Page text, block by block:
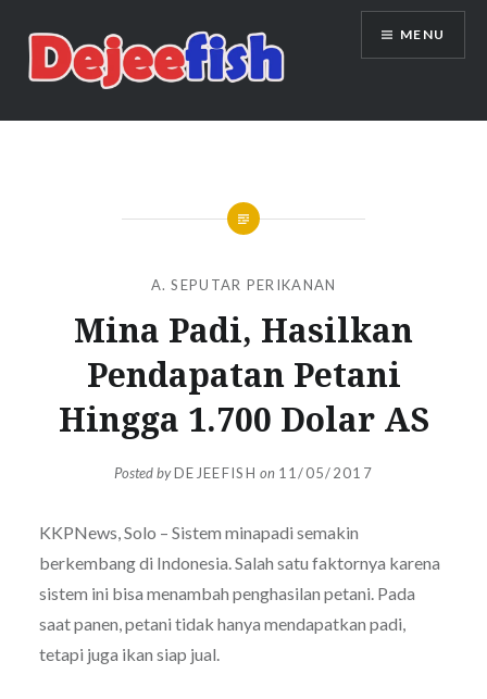
content
DEJEEFISH | PRODUSEN BENIH
MENU
A. SEPUTAR PERIKANAN
Mina Padi, Hasilkan
Pendapatan Petani
Hingga 1.700 Dolar AS
Posted byDEJEEFISH on 11/05/2017
KKPNews, Solo – Sistem minapadi semakin
berkembang di Indonesia. Salah satu faktornya karena
sistem ini bisa menambah penghasilan petani. Pada
saat panen, petani tidak hanya mendapatkan padi,
tetapi juga ikan siap jual.